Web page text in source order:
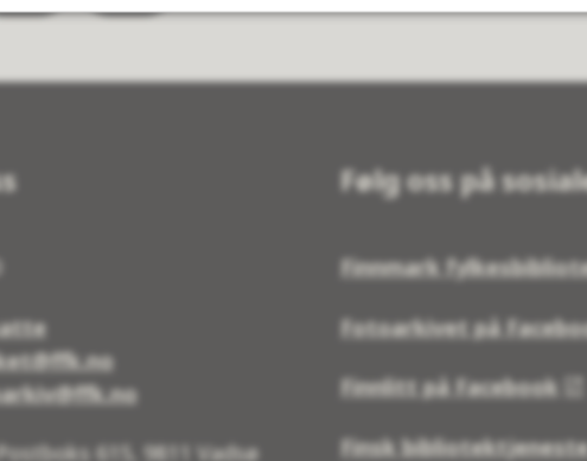
615, 9811 Vadsø
Følg oss på
Finnmark
Fotoarkivet på
Finnlitt på Facebook
Finsk